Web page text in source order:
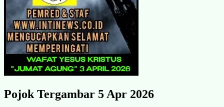
Pojok Tergambar 5 Apr 2026